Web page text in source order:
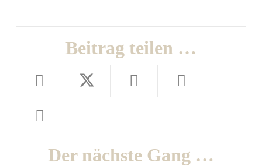
Beitrag teilen …
Der nächste Gang …